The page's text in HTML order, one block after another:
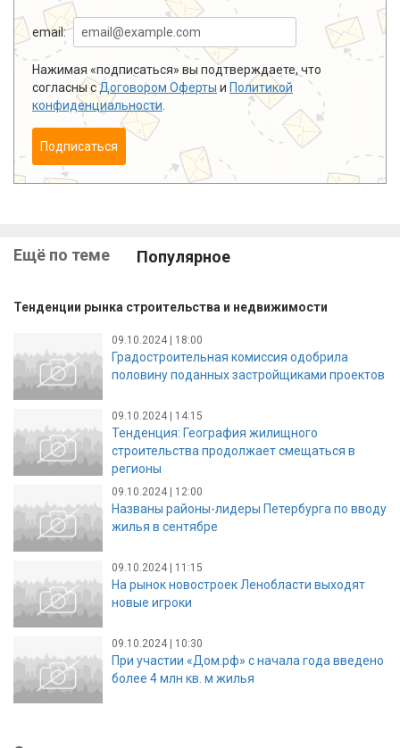
email:
Нажимая «подписаться» вы подтверждаете, что
согласны сДоговором Оферты и Политикой
конфиденциальности
Подписаться
Ещё по теме Популярное
Тенденции рынка строительства и недвижимости
09.10.2024 | 18:00
Градостроительная комиссия одобрила
половину поданных застройщиками проектов
09.10.2024 | 14:15
Тенденция: География жилищного
строительства продолжает смещаться в
регионы
09.10.2024 | 12:00
Названы районы-лидеры Петербурга по вводу
жилья в сентябре
09.10.2024 | 11:15
На рынок новостроек Ленобласти выходят
новые игроки
09.10.2024 | 10:30
При участии «Дом.рф» с начала года введено
более 4 млн кв. м жилья